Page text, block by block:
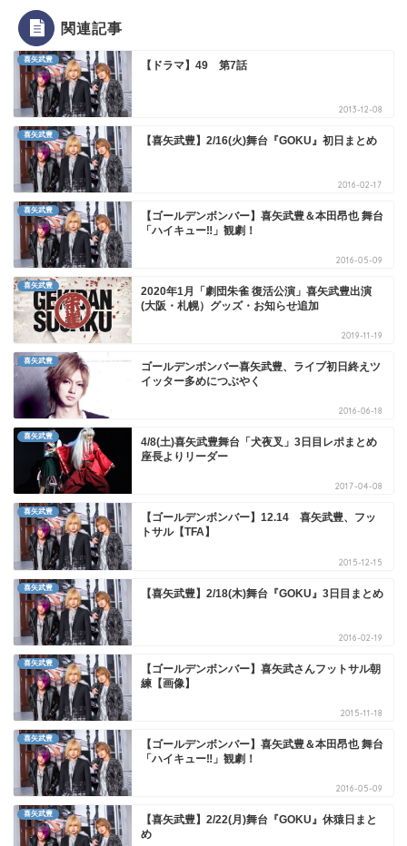
関連記事
喜矢武豊 【ドラマ】49 第7話
2013-12-08
喜矢武豊 【喜矢武豊】2/16(火)舞台『GOKU』初日まとめ
2016-02-17
喜矢武豊
【ゴールデンボンバー】喜矢武豊＆本田昂也 舞台
「ハイキュー‼」観劇！
2016-05-09
喜矢武豊
2020年1月「劇団朱雀 復活公演」喜矢武豊出演
(大阪・札幌）グッズ・お知らせ追加
2019-11-19
喜矢武豊
ゴールデンボンバー喜矢武豊、ライブ初日終えツ
イッター多めにつぶやく
2016-06-18
喜矢武豊
4/8(土)喜矢武豊舞台「犬夜叉」3日目レポまとめ
座長よりリーダー
2017-04-08
喜矢武豊
【ゴールデンボンバー】12.14 喜矢武豊、フッ
トサル【TFA】
2015-12-15
喜矢武豊 【喜矢武豊】2/18(木)舞台『GOKU』3日目まとめ
2016-02-19
喜矢武豊
【ゴールデンボンバー】喜矢武さんフットサル朝
練【画像】
2015-11-18
喜矢武豊
【ゴールデンボンバー】喜矢武豊＆本田昂也 舞台
「ハイキュー‼」観劇！
2016-05-09
喜矢武豊
【喜矢武豊】2/22(月)舞台『GOKU』休猿日まと
め